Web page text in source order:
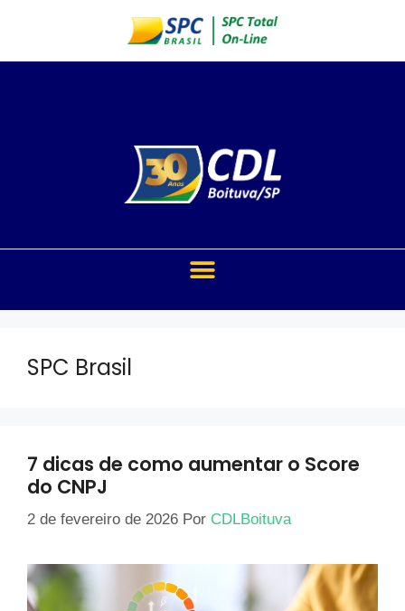
SPC Brasil
7 dicas de como aumentar o Score
do CNPJ
2 de fevereiro de 2026 Por CDLBoituva